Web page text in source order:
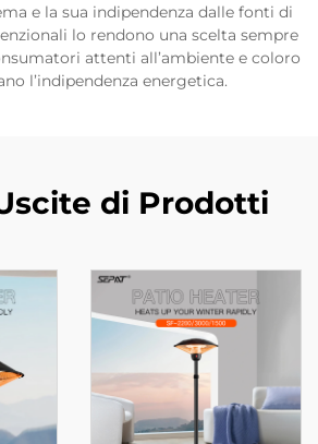
e la sua indipendenza dalle fonti di
lo rendono una scelta sempre
attenti all’ambiente e coloro
l’indipendenza energetica.
di Prodotti